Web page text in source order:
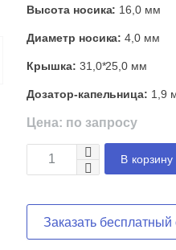
Высота носика: 16,0 мм
Диаметр носика: 4,0 мм
Крышка: 31,0*25,0 мм
Дозатор-капельница: 1,9
Цена: по запросу
В корзину
Заказать бесплатный